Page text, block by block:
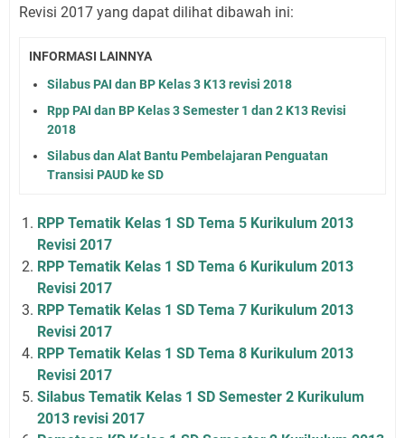
Revisi 2017 yang dapat dilihat dibawah ini:
INFORMASI LAINNYA
Silabus PAI dan BP Kelas 3 K13 revisi 2018
Rpp PAI dan BP Kelas 3 Semester 1 dan 2 K13 Revisi
2018
Silabus dan Alat Bantu Pembelajaran Penguatan
Transisi PAUD ke SD
RPP Tematik Kelas 1 SD Tema 5 Kurikulum 2013
Revisi 2017
RPP Tematik Kelas 1 SD Tema 6 Kurikulum 2013
Revisi 2017
RPP Tematik Kelas 1 SD Tema 7 Kurikulum 2013
Revisi 2017
RPP Tematik Kelas 1 SD Tema 8 Kurikulum 2013
Revisi 2017
Silabus Tematik Kelas 1 SD Semester 2 Kurikulum
2013 revisi 2017